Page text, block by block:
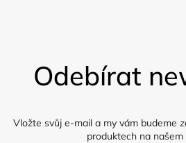
Odebírat
Vložte svůj e-mail a my vám budeme
produktech na našem